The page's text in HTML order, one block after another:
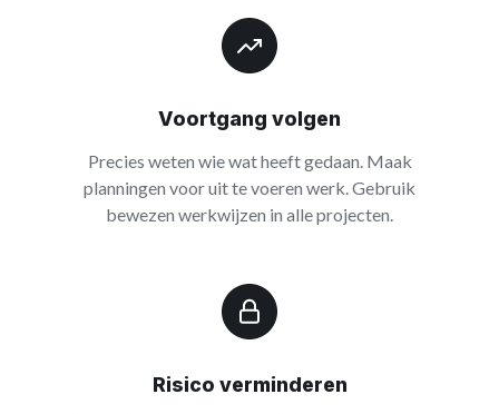
Voortgang volgen
Precies weten wie wat heeft gedaan. Maak
planningen voor uit te voeren werk. Gebruik
bewezen werkwijzen in alle projecten.
Risico verminderen